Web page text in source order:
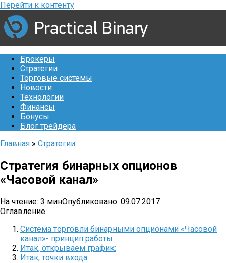
Перейти к контенту
Брокеры
Стратегии
Торговые системы
Новости
Технологии
Финансы
Бонусы
Блог трейдера
Главная » Стратегии
Стратегия бинарных опционов
«Часовой канал»
На чтение: 3 минОпубликовано: 09.07.2017
Оглавление
Система торговли бинарными опционами «Часовой
канал»- принцип работы
Итак, открываем график:
Итак, точки входа: